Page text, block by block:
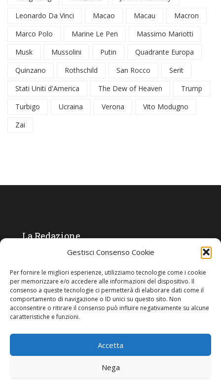
Gestisci Consenso Cookie
Per fornire le migliori esperienze, utilizziamo tecnologie come i cookie
per memorizzare e/o accedere alle informazioni del dispositivo. Il
consenso a queste tecnologie ci permetterà di elaborare dati come il
comportamento di navigazione o ID unici su questo sito. Non
acconsentire o ritirare il consenso può influire negativamente su alcune
caratteristiche e funzioni.
Accetta
Nega
Leonardo Da Vinci
Macao Macau
Macron
Marco Polo
Marine Le Pen
Massimo Mariotti
Musk
Mussolini Putin
Quadrante Europa
Quinzano
Rothschild San Rocco
Serit
Stati Uniti d'America
The Dew of Heaven
Trump
Turbigo
Ucraina Verona
Vito Modugno
Zai
La Redazione
Critica Letteraria:Ambrogio Bianchi
Vita Politica:Ermete Barbieri
Costume e moda:Ada Simoni